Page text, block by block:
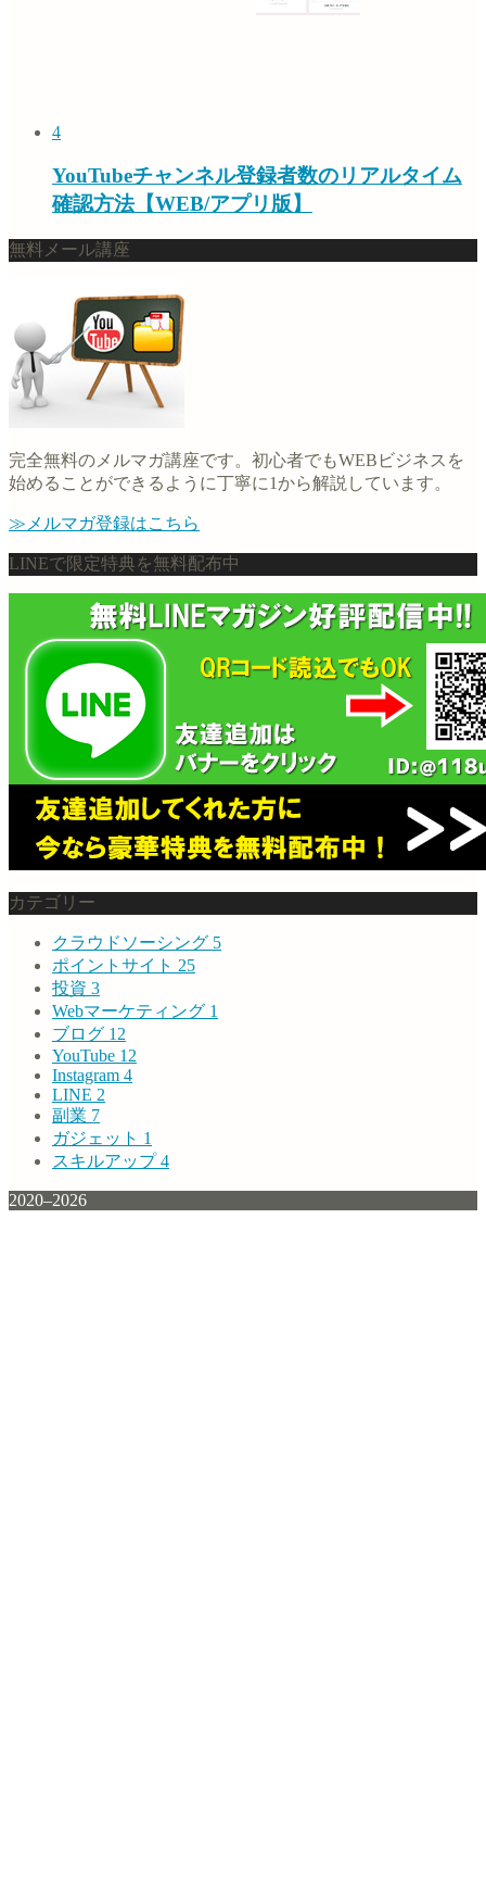
4
YouTubeチャンネル登録者数のリアルタイム
確認方法【WEB/アプリ版】
無料メール講座
完全無料のメルマガ講座です。初心者でもWEBビジネスを
始めることができるように丁寧に1から解説しています。
≫メルマガ登録はこちら
LINEで限定特典を無料配布中
カテゴリー
クラウドソーシング 5
ポイントサイト 25
投資 3
Webマーケティング 1
ブログ 12
YouTube 12
Instagram 4
LINE 2
副業 7
ガジェット 1
スキルアップ4
2020–2026